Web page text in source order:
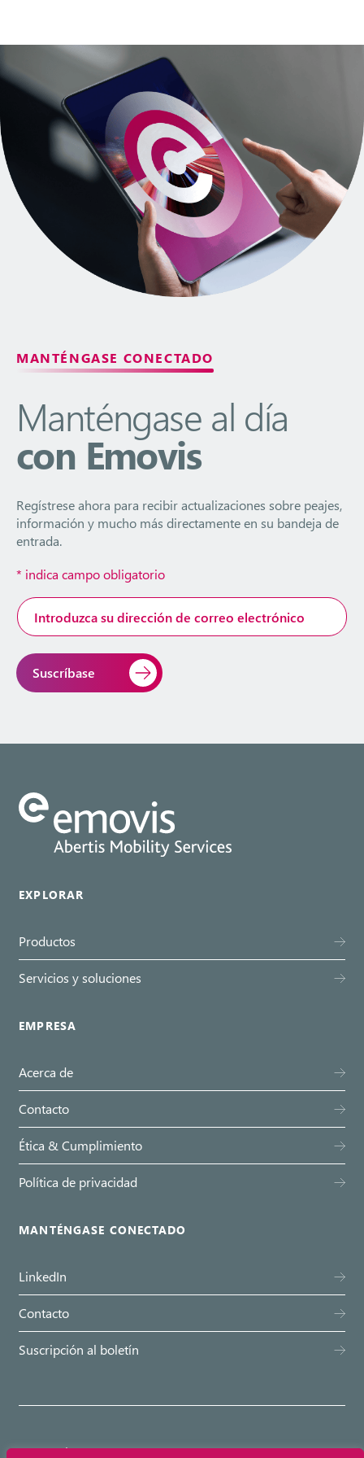
MANTÉNGASE CONECTADO
Manténgase al día
con Emovis
Regístrese ahora para recibir actualizaciones sobre peajes,
información y mucho más directamente en su bandeja de
entrada.
* indica campo obligatorio
Dirección
de
electrónico
EXPLORAR
Productos
Servicios y soluciones
EMPRESA
Acerca de
Contacto
Ética & Cumplimiento
Política de privacidad
MANTÉNGASE CONECTADO
LinkedIn
Contacto
Suscripción al boletín
© Emovis 2026